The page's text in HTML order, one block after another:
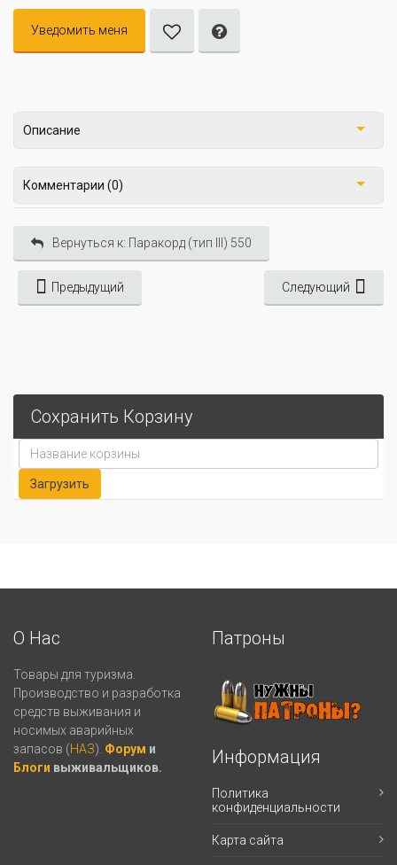
Уведомить меня
Описание
Комментарии (0)
Вернуться к: Паракорд (тип III) 550
Предыдущий Следующий
Сохранить Корзину
О Нас
Товары для туризма.
Производство и разработка
средств выживания и
носимых аварийных
запасов (НАЗ). Форум и
Блоги выживальщиков.
Патроны
Информация
Политика
конфиденциальности
Карта сайта